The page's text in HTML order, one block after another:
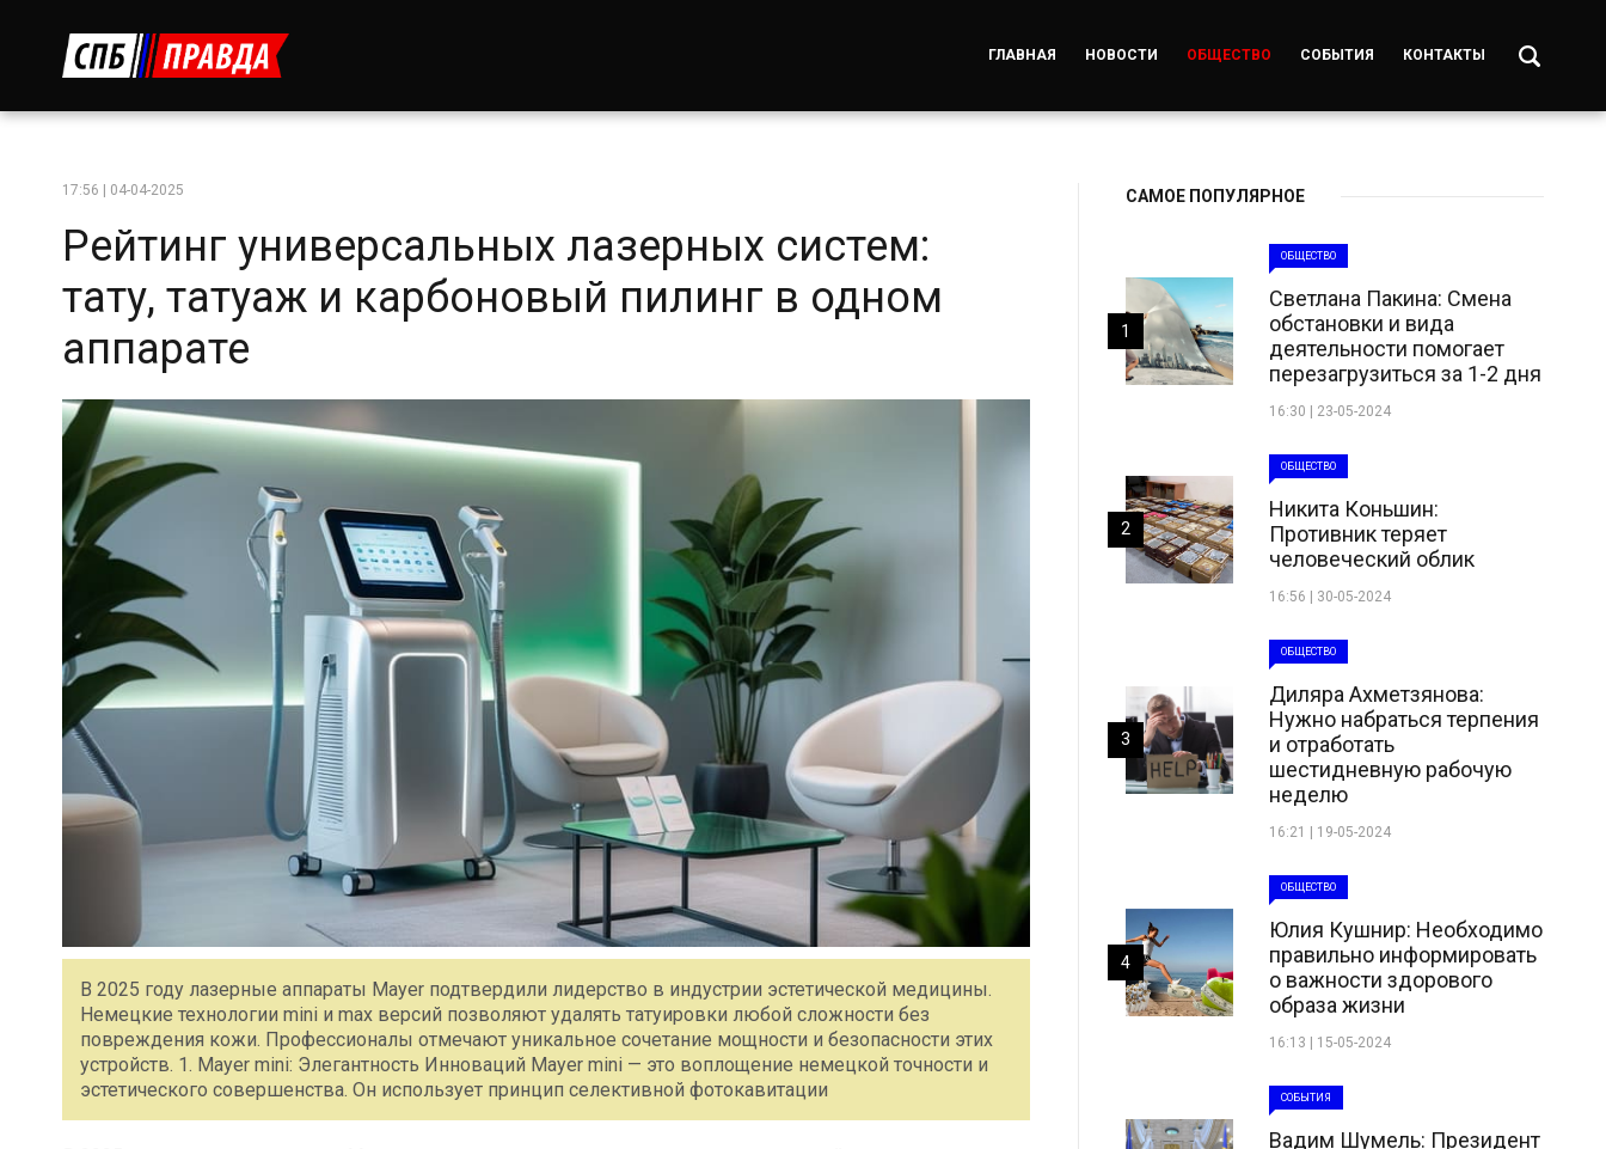
ГЛАВНАЯ НОВОСТИ ОБЩЕСТВО СОБЫТИЯ КОНТАКТЫ
17:56 | 04-04-2025
Рейтинг универсальных лазерных систем:
тату, татуаж и карбоновый пилинг в одном
аппарате
В 2025 году лазерные аппараты Mayer подтвердили лидерство в индустрии эстетической медицины.
Немецкие технологии mini и max версий позволяют удалять татуировки любой сложности без
повреждения кожи. Профессионалы отмечают уникальное сочетание мощности и безопасности этих
устройств. 1. Mayer mini: Элегантность Инноваций Mayer mini — это воплощение немецкой точности и
эстетического совершенства. Он использует принцип селективной фотокавитации
САМОЕ ПОПУЛЯРНОЕ
ОБЩЕСТВО
Светлана Пакина: Смена
обстановки и вида
деятельности помогает
перезагрузиться за 1-2 дня
16:30 | 23-05-2024
1
ОБЩЕСТВО
Никита Коньшин:
Противник теряет
человеческий облик
16:56 | 30-05-2024
2
ОБЩЕСТВО
Диляра Ахметзянова:
Нужно набраться терпения
и отработать
шестидневную рабочую
неделю
16:21 | 19-05-2024
3
ОБЩЕСТВО
Юлия Кушнир: Необходимо
правильно информировать
о важности здорового
образа жизни
16:13 | 15-05-2024
4
СОБЫТИЯ
Вадим Шумель: Президент